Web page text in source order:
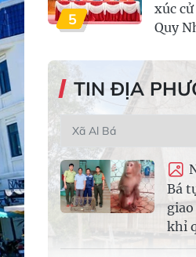
5
xúc
Quy
TIN ĐỊA
Bá
khỉ